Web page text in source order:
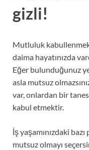
gizli!
Mutluluk
daima hayatınızda
Eğer bulunduğunuz
asla mutsuz
var, onlardan bir
kabul etmektir.
İş yaşamınızdaki
mutsuz olmayı